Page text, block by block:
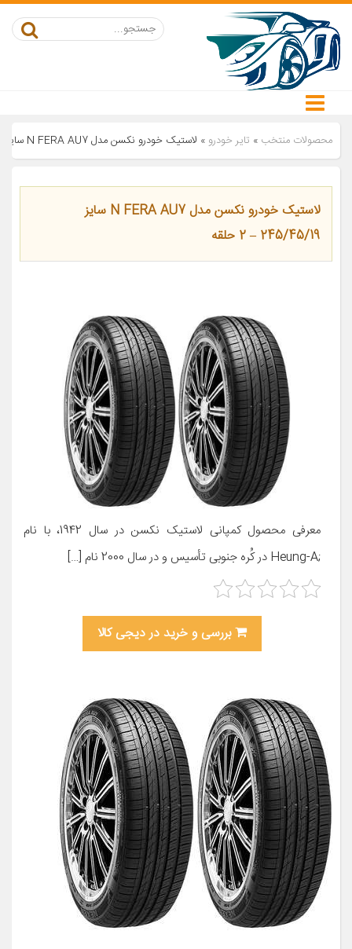
محصولات منتخب » تایر خودرو » لاستیک خودرو نکسن مدل N FERA AU7 سایز 245/45/19 – 2 حلقه
لاستیک خودرو نکسن مدل N FERA AU7 سایز
245/45/19 – 2 حلقه
معرفی محصول کمپانی لاستیک نکسن در سال 1942، با نام
;Heung-A در کُره­ جنوبی تأسیس و در سال 2000 نام […]
بررسی و خرید در دیجی کالا